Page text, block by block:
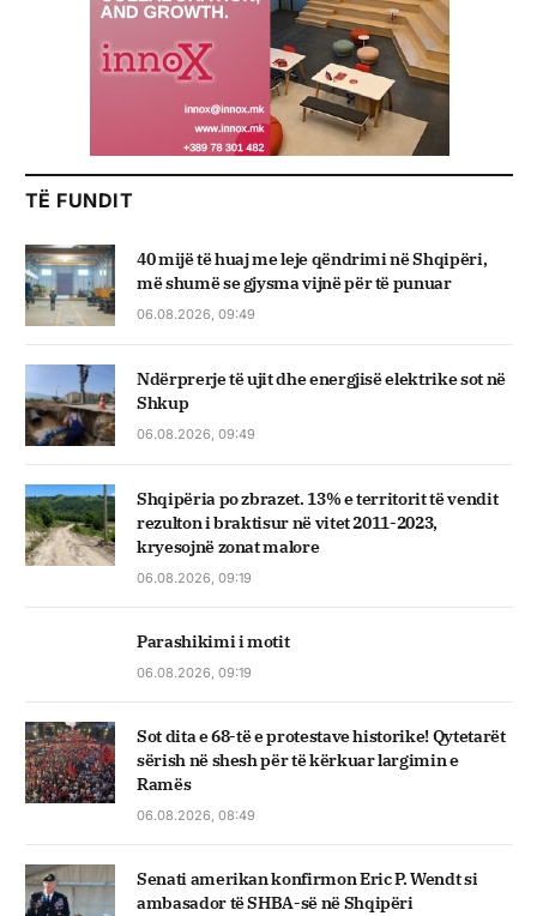
TË FUNDIT
40 mijë të huaj me leje qëndrimi në Shqipëri,
më shumë se gjysma vijnë për të punuar
06.08.2026, 09:49
Ndërprerje të ujit dhe energjisë elektrike sot në
Shkup
06.08.2026, 09:49
Shqipëria po zbrazet. 13% e territorit të vendit
rezulton i braktisur në vitet 2011-2023,
kryesojnë zonat malore
06.08.2026, 09:19
Parashikimi i motit
06.08.2026, 09:19
Sot dita e 68-të e protestave historike! Qytetarët
sërish në shesh për të kërkuar largimin e
Ramës
06.08.2026, 08:49
Senati amerikan konfirmon Eric P. Wendt si
ambasador të SHBA-së në Shqipëri